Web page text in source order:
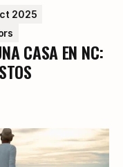
2025
CASA EN NC: